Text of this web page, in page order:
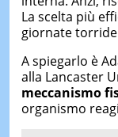
La scelta più
giornate
A spiegarlo è
alla Lancaster
meccanismo
organismo